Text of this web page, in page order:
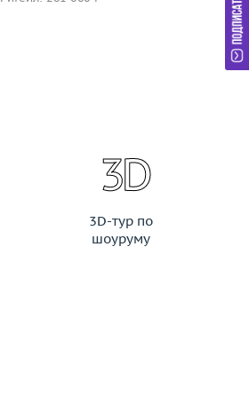
3D-тур по
шоуруму